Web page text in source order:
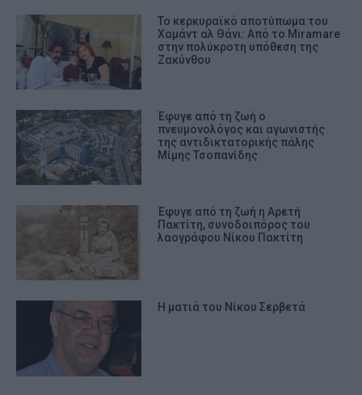
Το κερκυραϊκό αποτύπωμα του
Χαμάντ αλ Θάνι: Από το Miramare
στην πολύκροτη υπόθεση της
Ζακύνθου
Έφυγε από τη ζωή ο
πνευμονολόγος και αγωνιστής
της αντιδικτατορικής πάλης
Μίμης Τσοπανίδης
Έφυγε από τη ζωή η Αρετή
Πακτίτη, συνοδοιπόρος του
λαογράφου Νίκου Πακτίτη
Η ματιά του Νίκου Σερβετά